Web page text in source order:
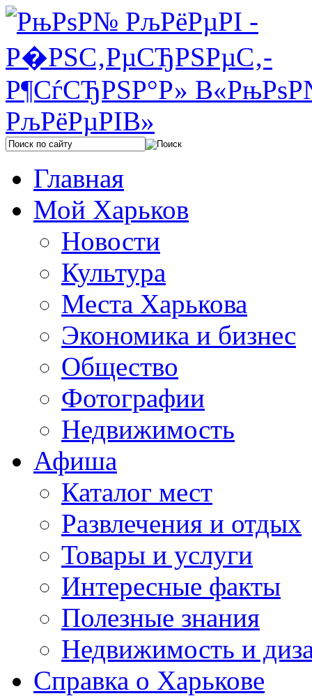
Главная
Мой Харьков
Новости
Культура
Места Харькова
Экономика и бизнес
Общество
Фотографии
Недвижимость
Афиша
Каталог мест
Развлечения и отдых
Товары и услуги
Интересные факты
Полезные знания
Недвижимость и
Справка о Харькове